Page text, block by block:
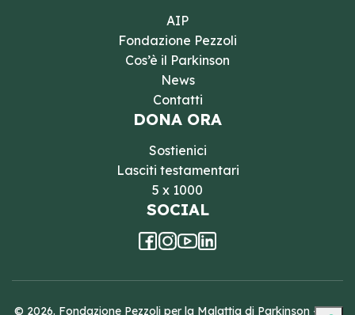
AIP
Fondazione Pezzoli
Cos’è il Parkinson
News
Contatti
DONA ORA
Sostienici
Lasciti testamentari
5 x 1000
SOCIAL
© 2026. Fondazione Pezzoli per la Malattia di Parkinson - ETS